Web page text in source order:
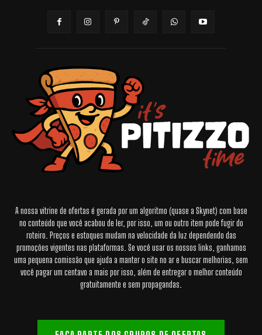
A nossa vitrine de ofertas é gerada por um algoritmo (quase a Skynet) com base
no conteúdo que você acabou de ler, por isso, um ou outro item pode fugir do
roteiro. Preços e estoques mudam na velocidade da luz dependendo das
promoções vigentes nas plataformas. Se você usar os nossos links, ganhamos
uma pequena comissão que ajuda a manter o site no ar e buscar melhorias, sem
você pagar um centavo a mais por isso, além de entregar o melhor conteúdo
gratuitamente e sem propagandas.